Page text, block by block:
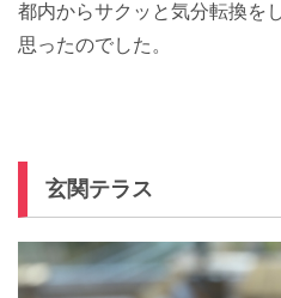
都内からサクッと気分転換を
思ったのでした。
玄関テラス